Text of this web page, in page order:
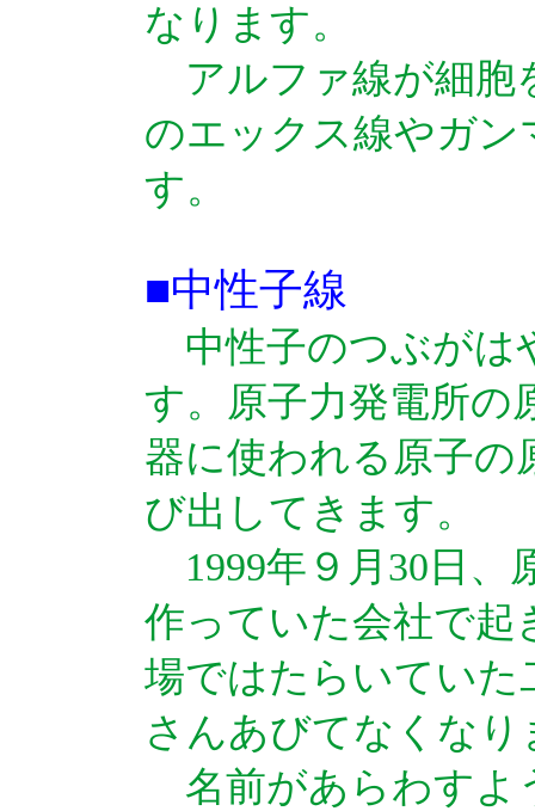
なります。
アルファ線が細胞
のエックス線やガ
す。
■中性子線
中性子のつぶがは
す。原子力発電所の
器に使われる原子の
び出してきます。
1999年９月30日、
作っていた会社で起
場ではたらいていた
さんあびてなくなり
名前があらわすよ